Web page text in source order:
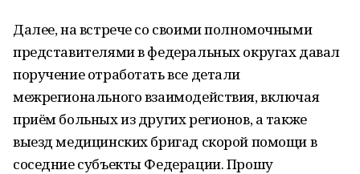
Далее, на встрече со своими полномочными
представителями в федеральных округах давал
поручение отработать все детали
межрегионального взаимодействия, включая
приём больных из других регионов, а также
выезд медицинских бригад скорой помощи в
соседние субъекты Федерации. Прошу